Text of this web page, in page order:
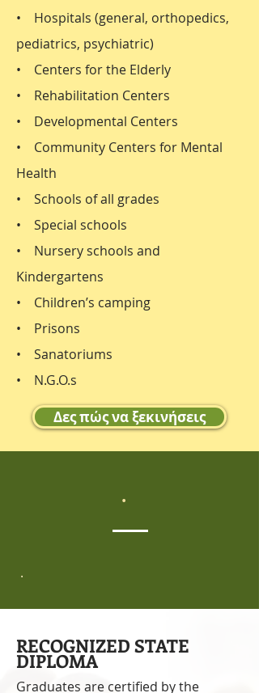
• Hospitals (general, orthopedics,
pediatrics, psychiatric)
• Centers for the Elderly
• Rehabilitation Centers
• Developmental Centers
• Community Centers for Mental
Health
• Schools of all grades
• Special schools
• Nursery schools and
Kindergartens
• Children’s camping
• Prisons
• Sanatoriums
• N.G.O.s
Δες πώς να ξεκινήσεις
.
.
RECOGNIZED STATE
DIPLOMA
Graduates are certified by the